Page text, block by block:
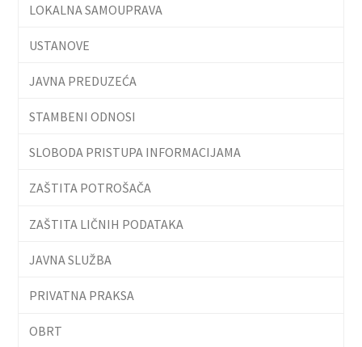
LOKALNA SAMOUPRAVA
USTANOVE
JAVNA PREDUZEĆA
STAMBENI ODNOSI
SLOBODA PRISTUPA INFORMACIJAMA
ZAŠTITA POTROŠAČA
ZAŠTITA LIČNIH PODATAKA
JAVNA SLUŽBA
PRIVATNA PRAKSA
OBRT